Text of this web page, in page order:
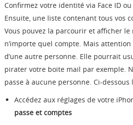
Confirmez votre identité via Face ID
Ensuite, une liste contenant tous vos
Vous pouvez la parcourir et afficher
n’importe quel compte. Mais
d’une autre personne. Elle pourrait
pirater votre boite mail par exemple.
passe à aucune personne. Ci-dessous
Accédez aux réglages de votre
passe et comptes